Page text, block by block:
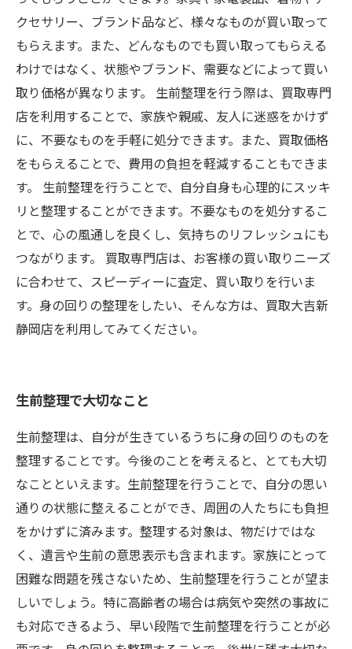
クセサリー、ブランド品など、様々なものが買い取って
もらえます。また、どんなものでも買い取ってもらえる
わけではなく、状態やブランド、需要などによって買い
取り価格が異なります。 生前整理を行う際は、買取専門
店を利用することで、家族や親戚、友人に迷惑をかけず
に、不要なものを手軽に処分できます。また、買取価格
をもらえることで、費用の負担を軽減することもできま
す。 生前整理を行うことで、自分自身も心理的にスッキ
リと整理することができます。不要なものを処分するこ
とで、心の風通しを良くし、気持ちのリフレッシュにも
つながります。 買取専門店は、お客様の買い取りニーズ
に合わせて、スピーディーに査定、買い取りを行いま
す。身の回りの整理をしたい、そんな方は、買取大吉新
静岡店を利用してみてください。
生前整理で大切なこと
生前整理は、自分が生きているうちに身の回りのものを
整理することです。今後のことを考えると、とても大切
なことといえます。生前整理を行うことで、自分の思い
通りの状態に整えることができ、周囲の人たちにも負担
をかけずに済みます。整理する対象は、物だけではな
く、遺言や生前の意思表示も含まれます。家族にとって
困難な問題を残さないため、生前整理を行うことが望ま
しいでしょう。特に高齢者の場合は病気や突然の事故に
も対応できるよう、早い段階で生前整理を行うことが必